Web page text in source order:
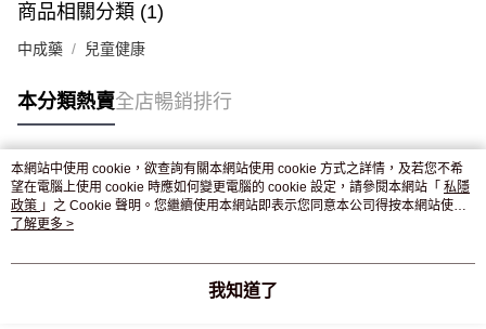
付款後門市自取，訂單確認後2-4個工作天到店，7天內取。逾期後
商品相關分類 (1)
中成藥 兒童健康
本分類熱賣全店暢銷排行
熱門標籤
熱銷排行
本網站中使用 cookie，欲查詢有關本網站使用 cookie 方式之詳情，及若您不希
望在電腦上使用 cookie 時應如何變更電腦的 cookie 設定，請參閱本網站「 私隱
政策 」之 Cookie 聲明。您繼續使用本網站即表示您同意本公司得按本網站使用
條款之 Cookie 聲明使用 cookie。
了解更多 >
我知道了